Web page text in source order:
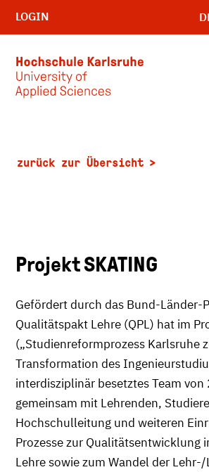
LOGIN
zurück zur Übersicht
Projekt SKATING
Gefördert durch das Bund-Länder-
Qualitätspakt Lehre (QPL) hat im
(„Studienreformprozess Karlsruhe
Transformation des
interdisziplinär besetztes Team
gemeinsam mit Lehrenden,
Hochschulleitung und weiteren
Prozesse zur Qualitätsentwicklung
Lehre sowie zum Wandel der